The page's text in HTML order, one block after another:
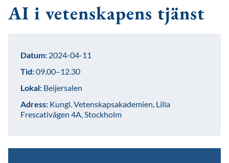
AI i vetenskapens tjänst
Datum: 2024-04-11
Tid:09.00–12.30
Lokal: Beijersalen
Adress: Kungl. Vetenskapsakademien, Lilla
Frescativägen 4A, Stockholm